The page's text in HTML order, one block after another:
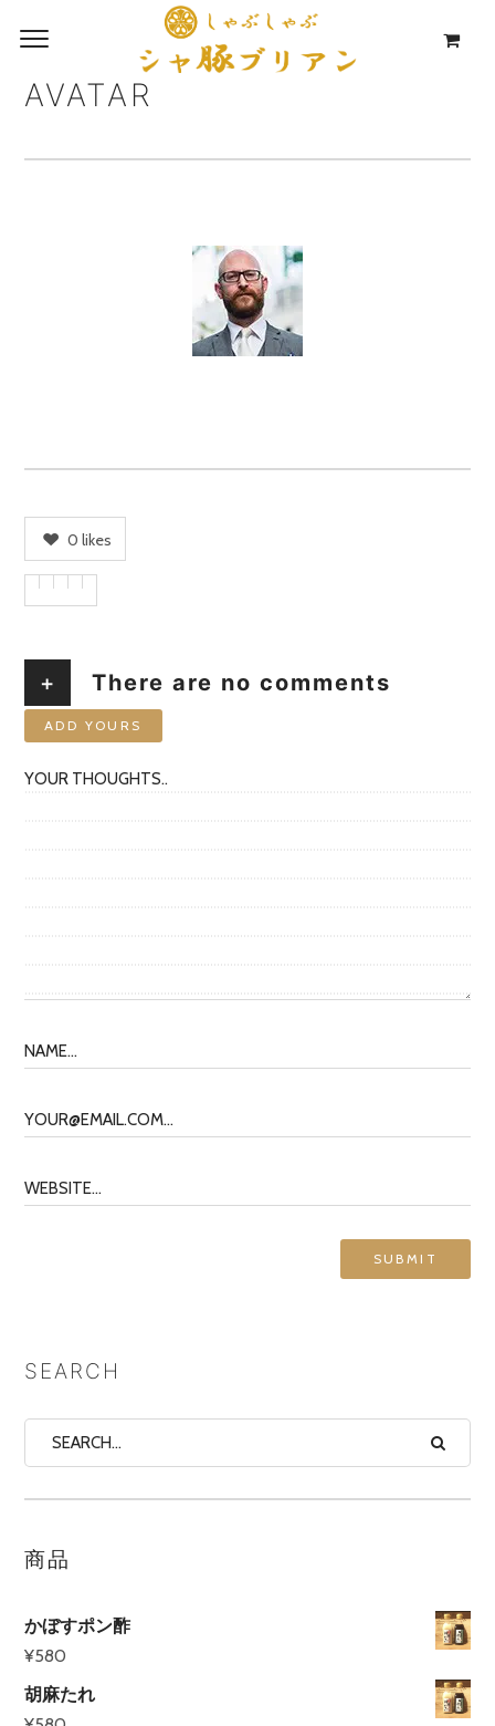
AVATAR
0 likes
+ There are no comments
ADD YOURS
SEARCH
商品
かぼすポン酢
¥580
胡麻たれ